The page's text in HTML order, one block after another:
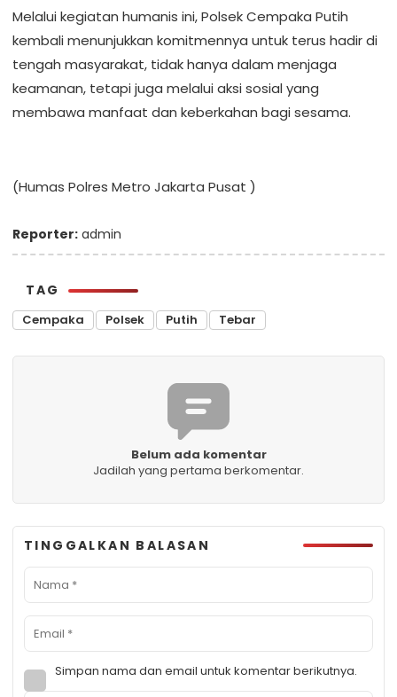
Melalui kegiatan humanis ini, Polsek Cempaka Putih
kembali menunjukkan komitmennya untuk terus hadir di
tengah masyarakat, tidak hanya dalam menjaga
keamanan, tetapi juga melalui aksi sosial yang
membawa manfaat dan keberkahan bagi sesama.
(Humas Polres Metro Jakarta Pusat )
Reporter: admin
TAG
Cempaka Polsek Putih Tebar
Belum ada komentar
Jadilah yang pertama berkomentar.
TINGGALKAN BALASAN
Simpan nama dan email untuk komentar berikutnya.